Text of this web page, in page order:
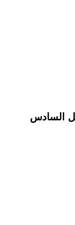
السادس